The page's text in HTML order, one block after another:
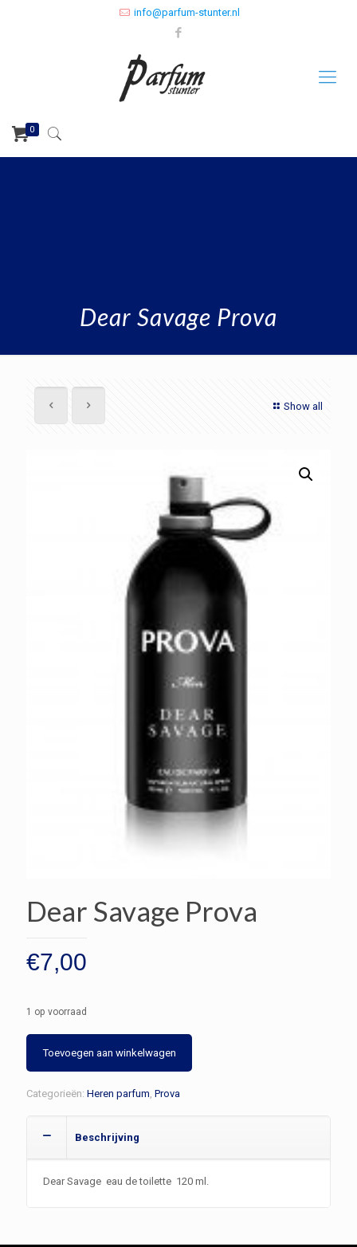
info@parfum-stunter.nl
0
Dear Savage Prova
Show all
Dear Savage Prova
€7,00
1 op voorraad
aantal
Toevoegen aan winkelwagen
Categorieën: Heren parfum, Prova
Beschrijving
Dear Savage eau de toilette 120 ml.